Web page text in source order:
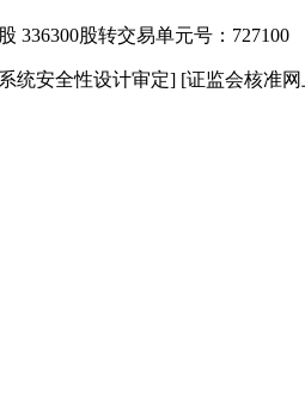
336300股转交易单元号：727100
统安全性设计审定] [证监会核准